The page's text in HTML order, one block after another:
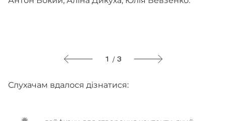
1 / 3
Слухачам вдалося дізнатися: